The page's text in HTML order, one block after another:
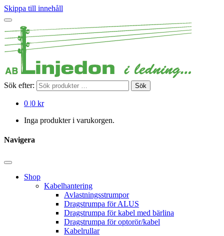
Skippa till innehåll
Sök efter: Sök
0 |0 kr
Inga produkter i varukorgen.
Navigera
Shop
Kabelhantering
Avlastningsstrumpor
Dragstrumpa för ALUS
Dragstrumpa för kabel med bärlina
Dragstrumpa för optorör/kabel
Kabelrullar